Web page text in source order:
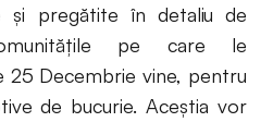
și pregătite în detaliu de
pe care le
25 Decembrie vine, pentru
de bucurie. Aceștia vor